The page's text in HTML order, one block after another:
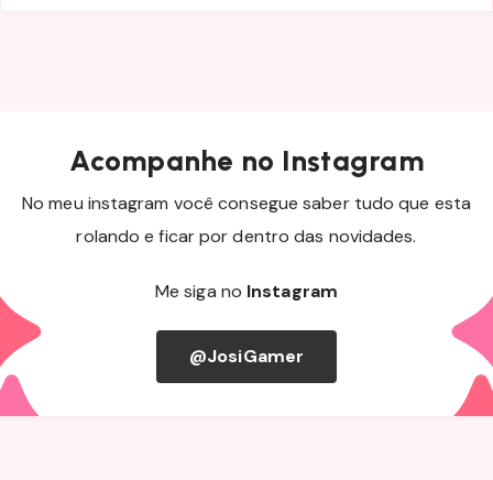
Acompanhe no Instagram
No meu instagram você consegue saber tudo que esta
rolando e ficar por dentro das novidades.
Me siga no Instagram
@JosiGamer